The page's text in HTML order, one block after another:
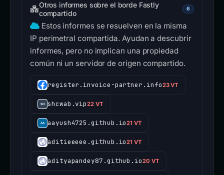
Otros informes sobre el borde Fastly
compartido
6
Estos informes se resuelven en la misma
IP perimetral compartida. Ayudan a descubrir
informes, pero no implican una propiedad
común ni un servidor de origen compartido.
register.invoice-partner.info23 VT
shcwab.vip22 VT
aayush4725.github.io21 VT
aditieeeee.github.io21 VT
adityapandey87.github.io20 VT